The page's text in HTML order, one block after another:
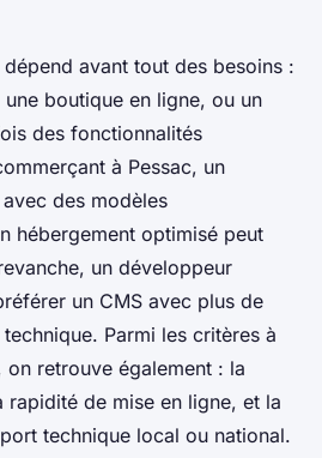
dépend avant tout des besoins :
boutique en ligne, ou un
des fonctionnalités
à Pessac, un
des modèles
hébergement optimisé peut
un développeur
un CMS avec plus de
Parmi les critères à
retrouve également : la
rapidité de mise en ligne, et la
technique local ou national.